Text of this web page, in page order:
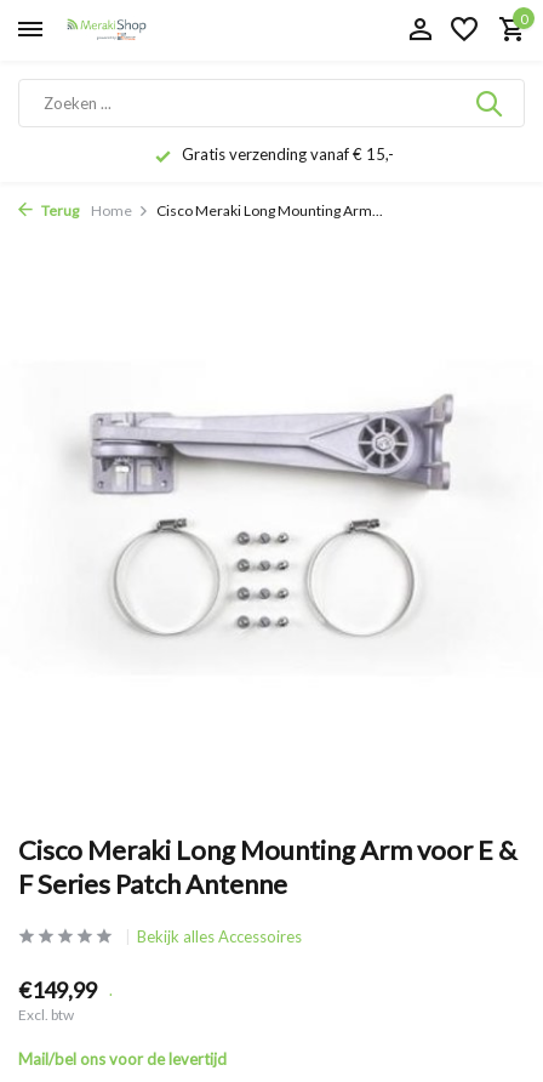
0
Gratis verzending vanaf € 15,-
Terug Home Cisco Meraki Long Mounting Arm...
Cisco Meraki Long Mounting Arm voor E &
F Series Patch Antenne
Bekijk alles Accessoires
€149,99 .
Excl. btw
Mail/bel ons voor de levertijd